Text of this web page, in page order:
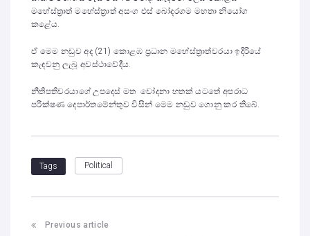
මහේස්ත්‍රාත් මහේස්ත්‍රාත් අසංග එස් බෝදරගම මහතා නියෝග
කළේය.
ඒ මෙම නඩුව අද (21) කොළඹ ප්‍රධාන මහේස්ත්‍රාත්වරයා ඉදිරියේ
කැඳවනු ලැබූ අවස්ථාවේදීය.
නීතිපතිවරයාගේ උපදෙස් මත චෝදනා හතක් යටතේ අපරාධ
පරීක්ෂණ දෙපාර්තමේන්තුව විසින් මෙම නඩුව ගොනු කර තිබේ.
Tags Political
Previous article